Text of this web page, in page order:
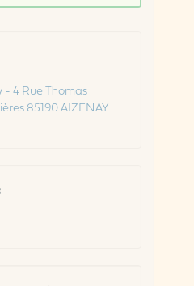
85190 AIZENAY